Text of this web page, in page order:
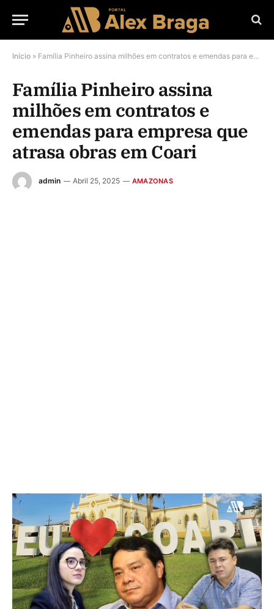
Início » Família Pinheiro assina milhões em contratos e emendas para empresa que atrasa obras em Coari
Família Pinheiro assina
milhões em contratos e
emendas para empresa que
atrasa obras em Coari
admin Abril 25, 2025 AMAZONAS